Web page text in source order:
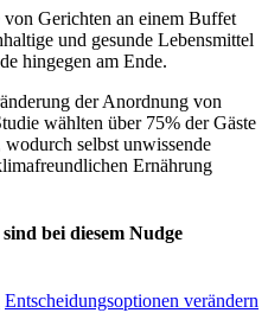
Gerichten an einem Buffet
und gesunde Lebensmittel
hingegen am Ende.
der Anordnung von
wählten über 75% der Gäste
selbst unwissende
Ernährung
bei diesem Nudge
Entscheidungsoptionen verändern